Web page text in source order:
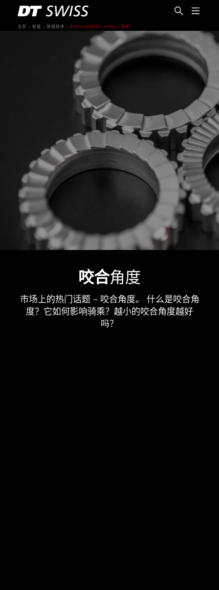
主页 轮组 轮组技术 ENGAGEMENT ANGLE 技术
咬合角度
市场上的热门话题 – 咬合角度。 什么是咬合角
度？它如何影响骑乘？越小的咬合角度越好
吗？